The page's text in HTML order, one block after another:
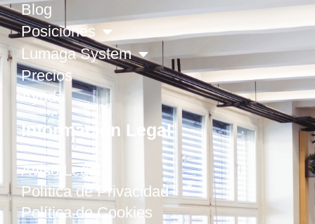
Blog
Posiciones
Lumaga System
Precios
Ayuda
Información Legal
Aviso Legal
Política de Privacidad
Política de Cookies